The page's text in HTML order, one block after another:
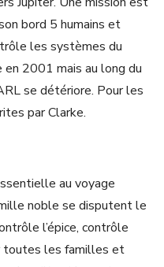
bord 5 humains et
les systèmes du
2001 mais au long du
se détériore. Pour les
par Clarke.
au voyage
noble se disputent le
l’épice, contrôle
toutes les familles et